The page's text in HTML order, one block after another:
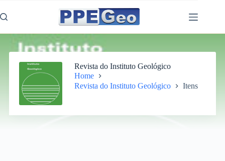
para
o
Revista do Instituto Geológico
Home
Revista do Instituto Geológico
Itens